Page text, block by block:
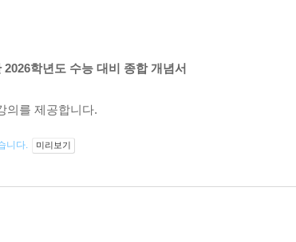
학년도 수능 대비 종합 개념서
의를 제공합니다.
니다. 미리보기